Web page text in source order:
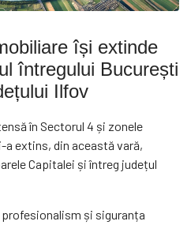
își extinde
întregului București
Ilfov
în Sectorul 4 și zonele
extins, din această vară,
Capitalei și întreg județul
și siguranța